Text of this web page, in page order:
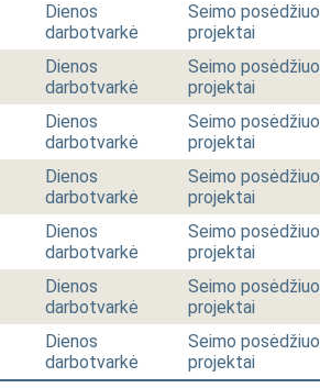
Dienos
darbotvarkė
Seimo
projektai
Dienos
darbotvarkė
Seimo
projektai
Dienos
darbotvarkė
Seimo
projektai
Dienos
darbotvarkė
Seimo
projektai
Dienos
darbotvarkė
Seimo
projektai
Dienos
darbotvarkė
Seimo
projektai
Dienos
darbotvarkė
Seimo
projektai